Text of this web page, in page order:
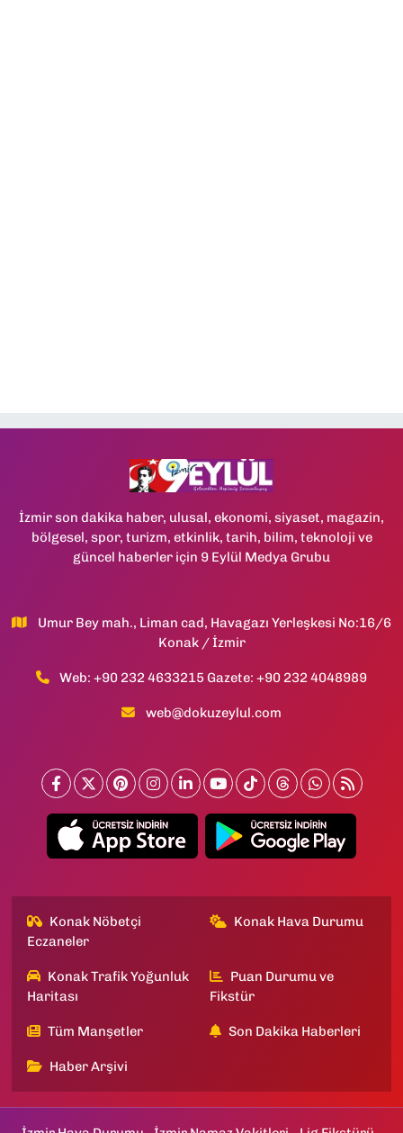
İzmir son dakika haber, ulusal, ekonomi, siyaset, magazin,
bölgesel, spor, turizm, etkinlik, tarih, bilim, teknoloji ve
güncel haberler için 9 Eylül Medya Grubu
Umur Bey mah., Liman cad, Havagazı Yerleşkesi No:16/6
Konak / İzmir
Web: +90 232 4633215 Gazete: +90 232 4048989
web@dokuzeylul.com
Konak Nöbetçi
Eczaneler
Konak Hava Durumu
Konak Trafik Yoğunluk
Haritası
Puan Durumu ve
Fikstür
Tüm Manşetler Son Dakika Haberleri
Haber Arşivi